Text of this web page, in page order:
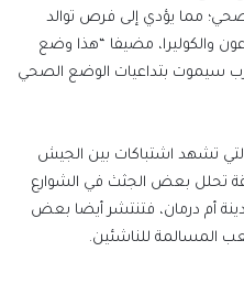
مما يؤدي إلى فرص توالد
والكوليرا، مضيفا “هذا وضع
سيموت بتداعيات الوضع الصحي
تشهد اشتباكات بين الجيش
تحلل بعض الجثث في الشوارع
أم درمان، فتنتشر أيضا بعض
المسالمة للناشئين.